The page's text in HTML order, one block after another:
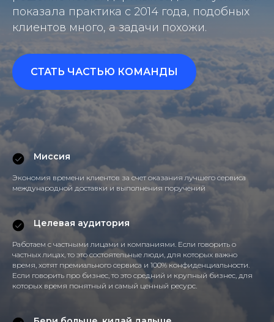
показала практика с 2014 года, подобных
клиентов много, а задачи похожи.
СТАТЬ ЧАСТЬЮ КОМАНДЫ
Миссия
Экономия времени клиентов за счет оказания лучшего сервиса
международной доставки и выполнения поручений
Целевая аудитория
Работаем с частными лицами и компаниями. Если говорить о
частных лицах, то это состоятельные люди, для которых важно
время, хотят премиального сервиса и 100% конфиденциальности.
Если говорить про бизнес, то это средний и крупный бизнес, для
которых время понятный и самый ценный ресурс.